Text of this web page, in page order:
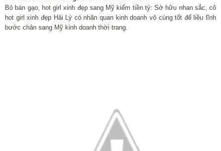
Bỏ bán gạo, hot girl xinh đẹp sang Mỹ kiếm tiền tỷ: Sở hữu nhan sắc, cô
hot girl xinh đẹp Hải Lý có nhãn quan kinh doanh vô cùng tốt để liều lĩnh
bước chân sang Mỹ kinh doanh thời trang.